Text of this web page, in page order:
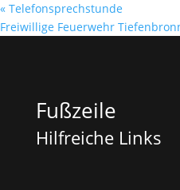
« Telefonsprechstunde
Freiwillige Feuerwehr
Fußzeile
Hilfreiche Links